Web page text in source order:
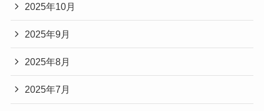
2025年10月
2025年9月
2025年8月
2025年7月